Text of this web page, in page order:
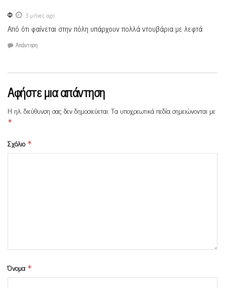
Φ 3 μήνες ago
Από ότι φαίνεται στην πόλη υπάρχουν πολλά ντουβάρια με λεφτά
Απάντηση
Αφήστε μια απάντηση
Η ηλ. διεύθυνση σας δεν δημοσιεύεται.Τα υποχρεωτικά πεδία σημειώνονται με
*
Σχόλιο *
Όνομα *